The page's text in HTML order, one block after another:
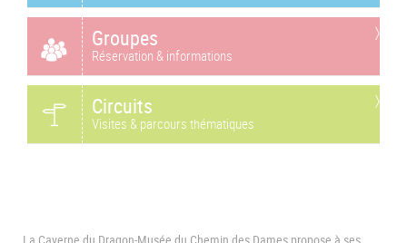
Groupes
Réservation & informations
Circuits
Visites & parcours thématiques